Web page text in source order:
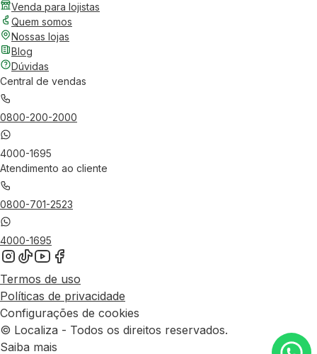
Venda para lojistas
Quem somos
Nossas lojas
Blog
Dúvidas
Central de vendas
0800-200-2000
4000-1695
Atendimento ao cliente
0800-701-2523
4000-1695
Termos de uso
Políticas de privacidade
Configurações de cookies
© Localiza - Todos os direitos reservados.
Saiba mais